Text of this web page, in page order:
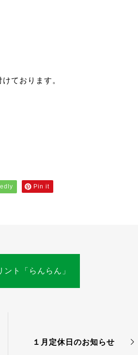
ております。
Pin it
ント「らんらん」
１月定休日のお知らせ